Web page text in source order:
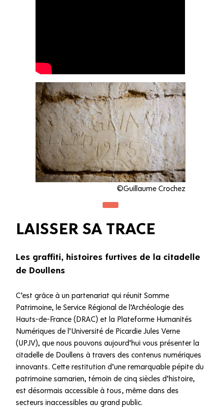
©Guillaume Crochez
LAISSER SA TRACE
Les graffiti, histoires furtives de la citadelle
de Doullens
C’est grâce à un partenariat qui réunit Somme
Patrimoine, le Service Régional de l’Archéologie des
Hauts-de-France (DRAC) et la Plateforme Humanités
Numériques de l’Université de Picardie Jules Verne
(UPJV), que nous pouvons aujourd’hui vous présenter la
citadelle de Doullens à travers des contenus numériques
innovants. Cette restitution d’une remarquable pépite du
patrimoine samarien, témoin de cinq siècles d’histoire,
est désormais accessible à tous, même dans des
secteurs inaccessibles au grand public.